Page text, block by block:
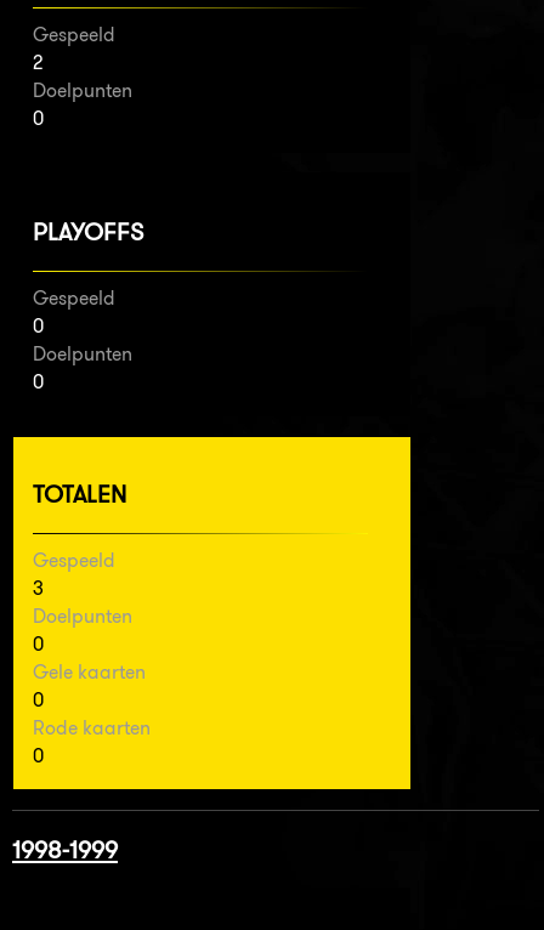
Gespeeld
2
Doelpunten
0
PLAYOFFS
Gespeeld
0
Doelpunten
0
TOTALEN
Gespeeld
3
Doelpunten
0
Gele kaarten
0
Rode kaarten
0
1998-1999